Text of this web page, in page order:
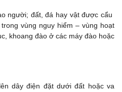
người; đất, đá hay vật được cẩu
vùng nguy hiểm – vùng hoạt
khoang đào ở các máy đào hoặc
dây điện đặt dưới đất hoặc va